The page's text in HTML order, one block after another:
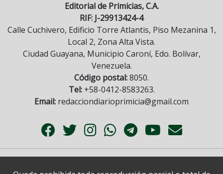
Editorial de Primicias, C.A.
RIF: J-29913424-4
Calle Cuchivero, Edificio Torre Atlantis, Piso Mezanina 1,
Local 2, Zona Alta Vista.
Ciudad Guayana, Municipio Caroní, Edo. Bolívar,
Venezuela.
Código postal:8050.
Tel:+58-0412-8583263.
Email: redacciondiarioprimicia@gmail.com